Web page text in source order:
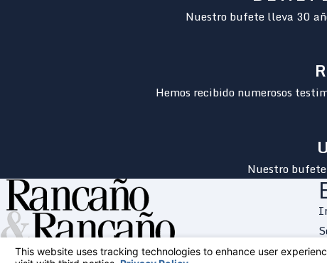
Nuestro bufete lleva 30
Hemos recibido numerosos
Nuestro